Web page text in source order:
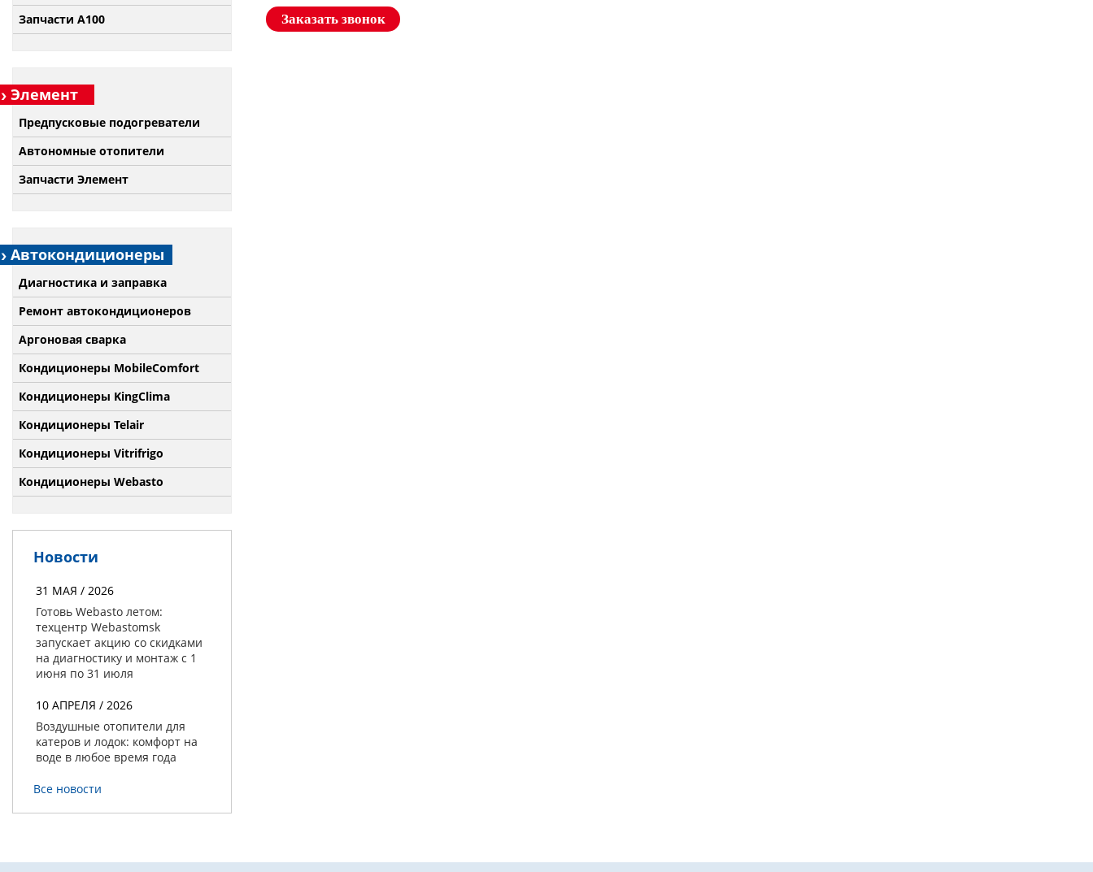
Запчасти А100
Элемент
Предпусковые подогреватели
Автономные отопители
Запчасти Элемент
Автокондиционеры
Диагностика и заправка
Ремонт автокондиционеров
Аргоновая сварка
Кондиционеры MobileComfort
Кондиционеры KingClima
Кондиционеры Telair
Кондиционеры Vitrifrigo
Кондиционеры Webasto
Новости
31 МАЯ / 2026
Готовь Webasto летом:
техцентр Webastomsk
запускает акцию со скидками
на диагностику и монтаж с 1
июня по 31 июля
10 АПРЕЛЯ / 2026
Воздушные отопители для
катеров и лодок: комфорт на
воде в любое время года
Все новости
Заказать звонок